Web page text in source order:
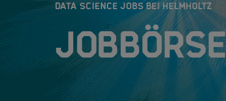
Mobilität
HIDA
DATA SCIENCE JOBS BEI HELMHOLTZ
Jobbörse